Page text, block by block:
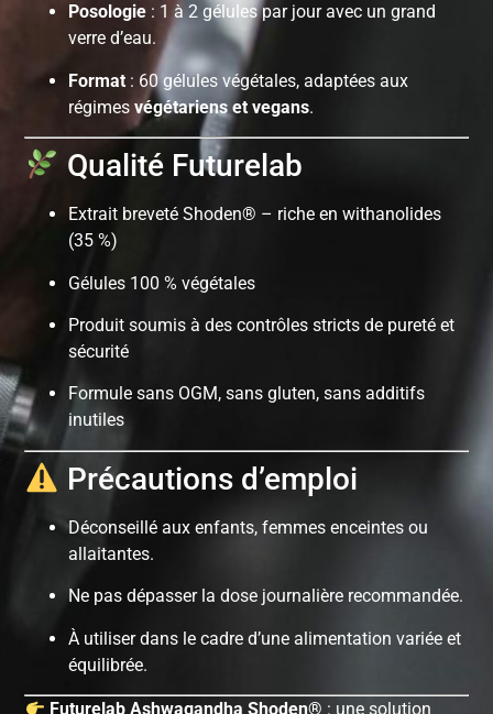
Posologie : 1 à 2 gélules par jour avec un grand
verre d’eau.
Format : 60 gélules végétales, adaptées aux
régimesvégétariens et vegans.
Qualité Futurelab
Extrait breveté Shoden® – riche en withanolides
(35 %)
Gélules 100 % végétales
Produit soumis à des contrôles stricts de pureté et
sécurité
Formule sans OGM, sans gluten, sans additifs
inutiles
Précautions d’emploi
Déconseillé aux enfants, femmes enceintes ou
allaitantes.
Ne pas dépasser la dose journalière recommandée.
À utiliser dans le cadre d’une alimentation variée et
équilibrée.
Futurelab Ashwagandha Shoden® : une solution